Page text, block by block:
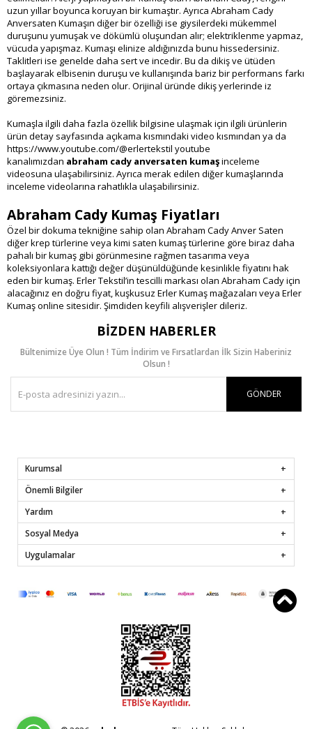
uzun yıllar boyunca koruyan bir kumaştır. Ayrıca Abraham Cady
Anversaten Kumaşın diğer bir özelliği ise giysilerdeki mükemmel
duruşunu yumuşak ve dökümlü oluşundan alır; elektriklenme yapmaz,
vücuda yapışmaz. Kumaşı elinize aldığınızda bunu hissedersiniz.
Taklitleri ise genelde daha sert ve incedir. Bu da dikiş ve ütüden
başlayarak elbisenin duruşu ve kullanışında bariz bir performans farkı
ortaya çıkmasına neden olur. Orijinal üründe dikiş yerlerinde iz
göremezsiniz.
Kumaşla ilgili daha fazla özellik bilgisine ulaşmak için ilgili ürünlerin
ürün detay sayfasında açıkama kısmındaki video kısmından ya da
https://www.youtube.com/@erlertekstil youtube
kanalımızdan abraham cady anversaten kumaşinceleme
videosuna ulaşabilirsiniz. Ayrıca merak edilen diğer kumaşlarında
inceleme videolarına rahatlıkla ulaşabilirsiniz.
Abraham Cady Kumaş Fiyatları
Özel bir dokuma tekniğine sahip olan Abraham Cady Anver Saten
diğer krep türlerine veya kimi saten kumaş türlerine göre biraz daha
pahalı bir kumaş gibi görünmesine rağmen tasarıma veya
koleksiyonlara kattığı değer düşünüldüğünde kesinlikle fiyatını hak
eden bir kumaş. Erler Tekstil’in tescilli markası olan Abraham Cady için
alacağınız en doğru fiyat, kuşkusuz Erler Kumaş mağazaları veya Erler
Kumaş online sitesidir. Şimdiden keyfili alışverişler dileriz.
BIZDEN HABERLER
Bültenimize Üye Olun ! Tüm İndirim ve Fırsatlardan İlk Sizin Haberiniz
Olsun !
GÖNDER
Kurumsal
Önemli Bilgiler
Yardım
Sosyal Medya
Uygulamalar